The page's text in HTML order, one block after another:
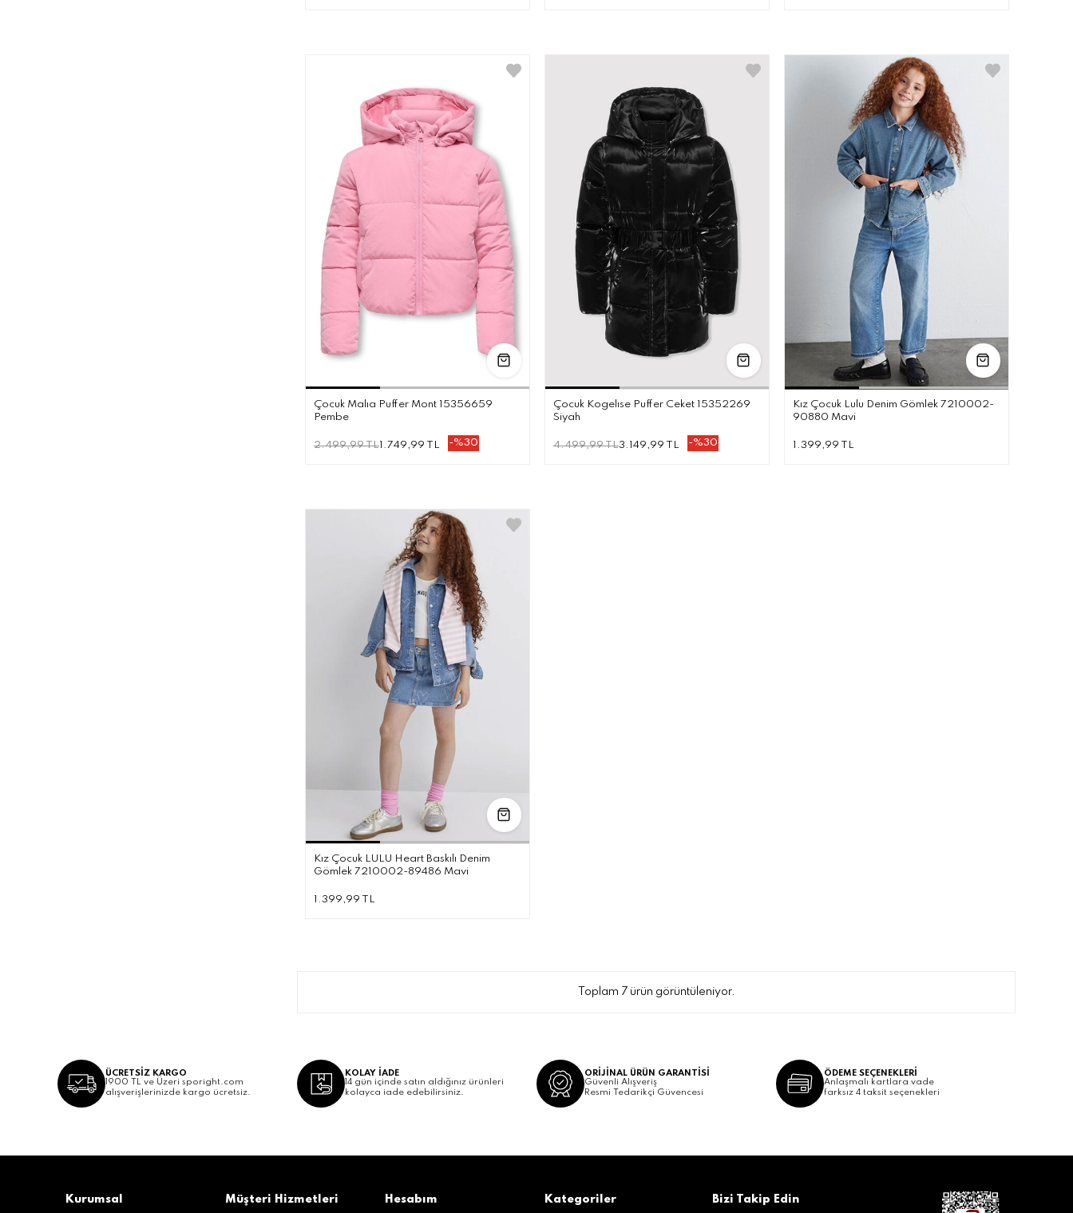
10 YAŞ11 YAŞ
Çocuk Malıa Puffer Mont 15356659
Pembe
2.499,99 TL1.749,99 TL -%30
12 YAŞ13 YAŞ
Çocuk Kogelıse Puffer Ceket 15352269
Siyah
4.499,99 TL3.149,99 TL -%30
5-6 7-8
Kız Çocuk Lulu Denim Gömlek 7210002-
90880 Mavi
1.399,99 TL
3-4 5-6 13-14
Kız Çocuk LULU Heart Baskılı Denim
Gömlek 7210002-89486 Mavi
1.399,99 TL
Toplam 7 ürün görüntüleniyor.
ÜCRETSİZ KARGO
1900 TL ve Üzeri sporight.com
alışverişlerinizde kargo ücretsiz.
KOLAY İADE
14 gün içinde satın aldığınız ürünleri
kolayca iade edebilirsiniz.
ORİJİNAL ÜRÜN GARANTİSİ
Güvenli Alışveriş
Resmi Tedarikçi Güvencesi
ÖDEME SEÇENEKLERİ
Anlaşmalı kartlara vade
farksız 4 taksit seçenekleri
Kurumsal Müşteri Hizmetleri Hesabım Kategoriler Bizi Takip Edin